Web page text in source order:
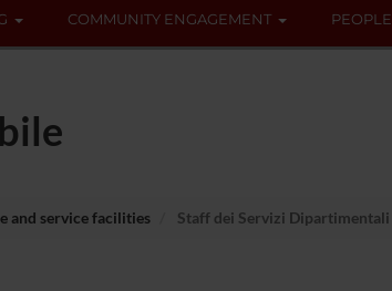
COMMUNITY ENGAGEMENT PEOPLE
and service facilities Staff dei Servizi Dipartimentali